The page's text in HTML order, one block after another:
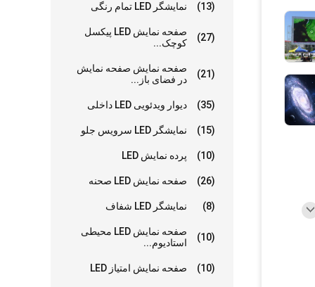
نمایشگر LED تمام رنگی (13)
صفحه نمایش LED پیکسل
کوچک...
(27)
صفحه نمایش صفحه نمایش
در فضای باز...
(21)
دیوار ویدئویی LED داخلی (35)
نمایشگر LED سرویس جلو (15)
پرده نمایش LED (10)
صفحه نمایش LED صحنه (26)
نمایشگر LED شفاف (8)
صفحه نمایش LED محیطی
استادیوم...
(10)
صفحه نمایش امتیاز LED (10)